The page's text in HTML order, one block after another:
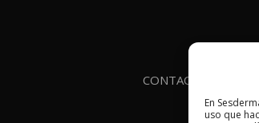
En
uso que
CONTACTO